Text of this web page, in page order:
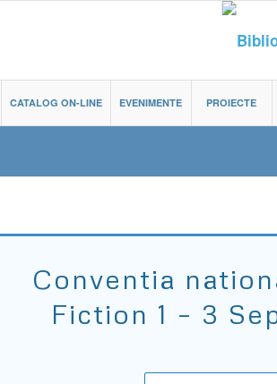
CATALOG ON-LINE EVENIMENTE PROIECTE
Conventia
Fiction 1 – 3